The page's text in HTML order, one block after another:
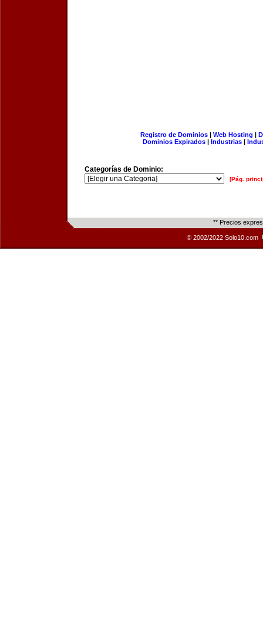
Registro de Dominios| Web Hosting |
Dominios Expirados | Industrias |
Categorías de Dominio:
[Pág.
** Precios
© 2002/2022 Solo10.com